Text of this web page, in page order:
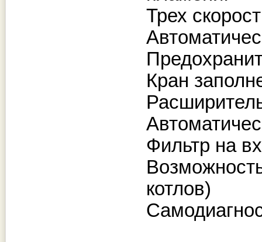
Трех
Кран
Фильтр на
котлов)